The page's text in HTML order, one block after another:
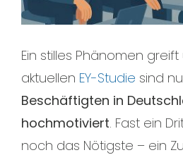
Ein stilles Phänomen
aktuellen EY-Studie sind
Beschäftigten in
hochmotiviert. Fast ein
noch das Nötigste – ein